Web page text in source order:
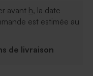
avant h, la date
est estimée au
de livraison